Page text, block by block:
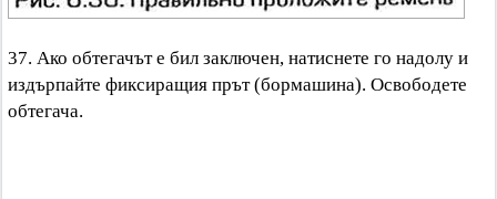
37. Ако обтегачът е бил заключен, натиснете го надолу и
издърпайте фиксиращия прът (бормашина). Освободете
обтегача.